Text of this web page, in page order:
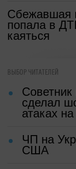
попала в
каяться
ВЫБОР ЧИТАТЕЛЕЙ
Советник
сделал
атаках
ЧП на
США